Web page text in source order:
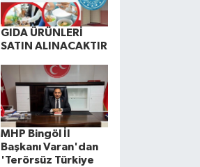
GIDA ÜRÜNLERİ
SATIN ALINACAKTIR
MHP Bingöl İl
Başkanı Varan'dan
'Terörsüz Türkiye